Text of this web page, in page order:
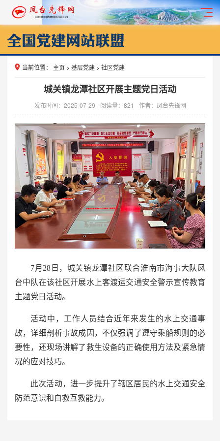
当前位置： 主页 > 基层党建 > 社区党建
城关镇龙潭社区开展主题党日活动
发布时间：2025-07-29 阅读量： 821 作者：凤台先锋网
7月28日，城关镇龙潭社区联合淮南市海事大队凤
台中队在该社区开展水上客渡运交通安全警示宣传教育
主题党日活动。
活动中，工作人员结合近年来发生的水上交通事
故，详细剖析事故成因，不仅强调了遵守乘船规则的必
要性，还现场讲解了救生设备的正确使用方法及紧急情
况的应对技巧。
此次活动，进一步提升了辖区居民的水上交通安全
防范意识和自救互救能力。